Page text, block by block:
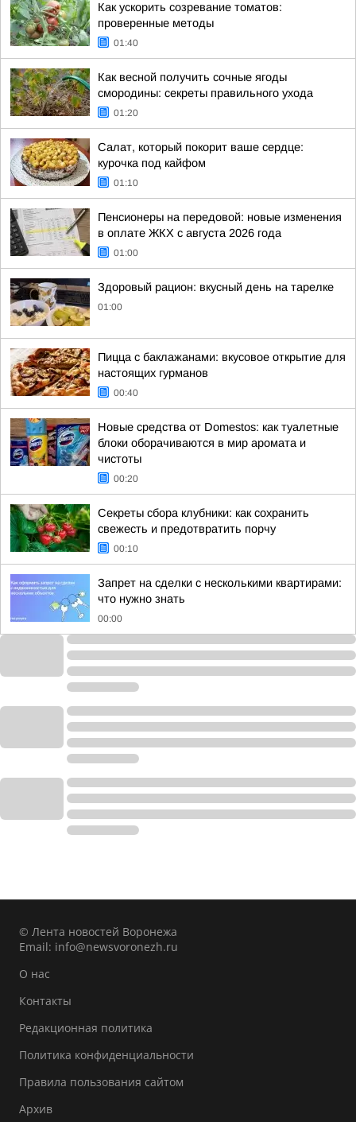
Как ускорить созревание томатов:
проверенные методы
01:40
Как весной получить сочные ягоды
смородины: секреты правильного ухода
01:20
Салат, который покорит ваше сердце:
курочка под кайфом
01:10
Пенсионеры на передовой: новые изменения
в оплате ЖКХ с августа 2026 года
01:00
Здоровый рацион: вкусный день на тарелке
01:00
Пицца с баклажанами: вкусовое открытие для
настоящих гурманов
00:40
Новые средства от Domestos: как туалетные
блоки оборачиваются в мир аромата и
чистоты
00:20
Секреты сбора клубники: как сохранить
свежесть и предотвратить порчу
00:10
Запрет на сделки с несколькими квартирами:
что нужно знать
00:00
© Лента новостей Воронежа
Email: info@newsvoronezh.ru
О нас
Контакты
Редакционная политика
Политика конфиденциальности
Правила пользования сайтом
Архив